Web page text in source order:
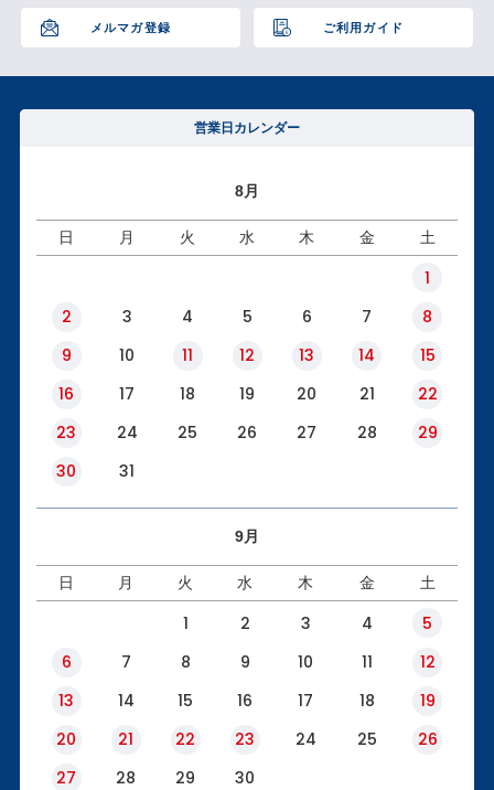
メルマガ登録 ご利用ガイド
へ
営業日カレンダー
8月
日 月 火 水 木 金 土
1
2
3 4 5 6 7
8
9
10 11 12 13 14
15
16
17 18 19 20 21
22
23
24 25 26 27 28
29
30
31
9月
日 月 火 水 木 金 土
1 2 3 4
5
6
7 8 9 10 11
12
13
14 15 16 17 18
19
20
21 22 23 24 25
26
27
28 29 30